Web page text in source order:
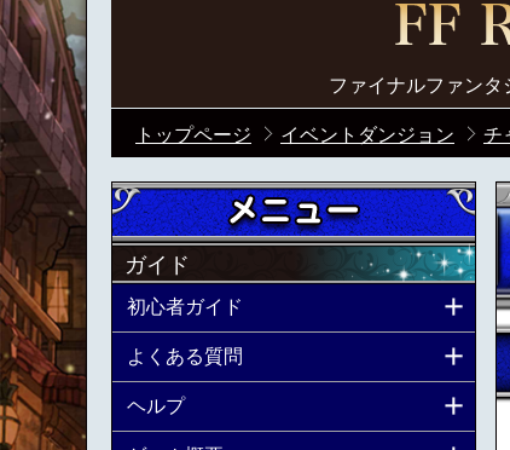
ファイナルファンタ
トップページ イベントダンジョン チ
ガイド
初心者ガイド
よくある質問
ヘルプ